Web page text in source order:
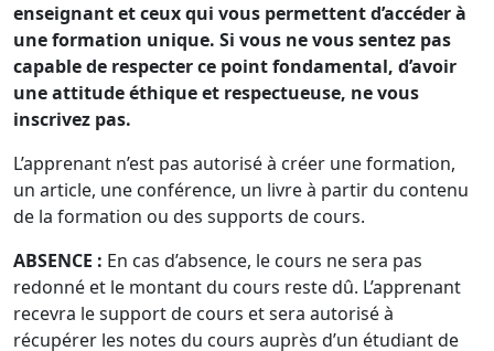
enseignant et ceux qui vous permettent d’accéder à
une formation unique. Si vous ne vous sentez pas
capable de respecter ce point fondamental, d’avoir
une attitude éthique et respectueuse, ne vous
inscrivez pas.
L’apprenant n’est pas autorisé à créer une formation,
un article, une conférence, un livre à partir du contenu
de la formation ou des supports de cours.
ABSENCE : En cas d’absence, le cours ne sera pas
redonné et le montant du cours reste dû. L’apprenant
recevra le support de cours et sera autorisé à
récupérer les notes du cours auprès d’un étudiant de